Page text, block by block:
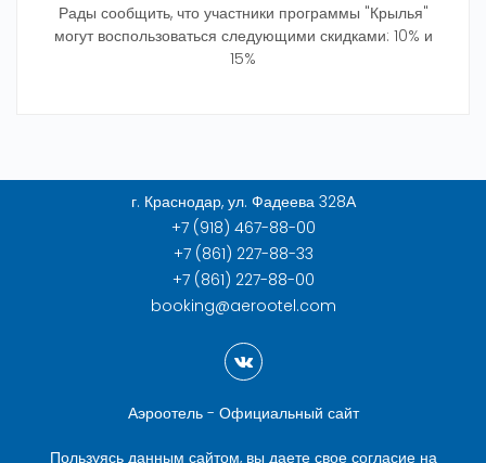
Рады сообщить, что участники программы "Крылья"
могут воспользоваться следующими скидками: 10% и
15%
г. Краснодар, ул. Фадеева 328А
+7 (918) 467-88-00
+7 (861) 227-88-33
+7 (861) 227-88-00
booking@aerootel.com
Аэроотель - Официальный сайт
Пользуясь данным сайтом, вы даете свое согласие на